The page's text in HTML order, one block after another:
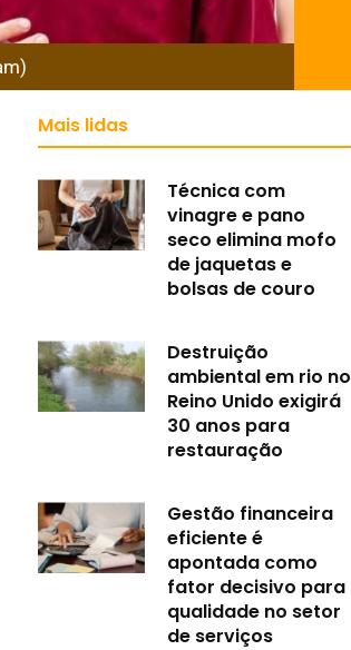
Mais lidas
Técnica com
vinagre e pano
seco elimina mofo
de jaquetas e
bolsas de couro
Destruição
ambiental em rio no
Reino Unido exigirá
30 anos para
restauração
Gestão financeira
eficiente é
apontada como
fator decisivo para
qualidade no setor
de serviços